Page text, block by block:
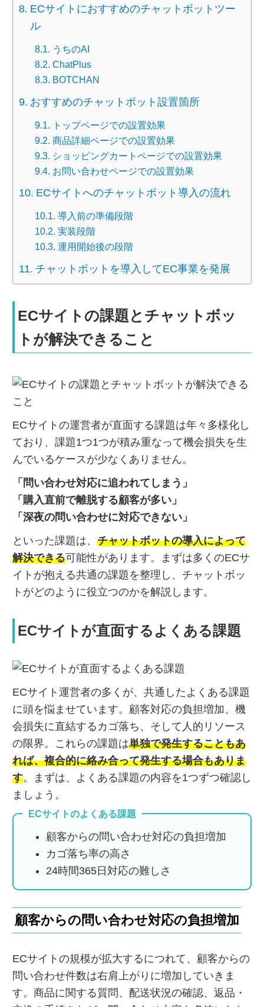
ECサイトにおすすめのチャットボットツー
ル
うちのAI
ChatPlus
BOTCHAN
おすすめのチャットボット設置箇所
トップページでの設置効果
商品詳細ページでの設置効果
ショッピングカートページでの設置効果
お問い合わせページでの設置効果
ECサイトへのチャットボット導入の流れ
導入前の準備段階
実装段階
運用開始後の段階
チャットボットを導入してEC事業を発展
ECサイトの課題とチャットボッ
トが解決できること
ECサイトの運営者が直面する課題は年々多様化し
ており、課題1つ1つが積み重なって機会損失を生
んでいるケースが少なくありません。
「問い合わせ対応に追われてしまう」
「購入直前で離脱する顧客が多い」
「深夜の問い合わせに対応できない」
といった課題は、 チャットボットの導入によって
解決できる可能性があります。まずは多くのECサ
イトが抱える共通の課題を整理し、チャットボッ
トがどのように役立つのかを解説します。
ECサイトが直面するよくある課題
ECサイト運営者の多くが、共通したよくある課題
に頭を悩ませています。顧客対応の負担増加、機
会損失に直結するカゴ落ち、そして人的リソース
の限界。これらの課題は単独で発生することもあ
れば、複合的に絡み合って発生する場合もありま
す。まずは、よくある課題の内容を1つずつ確認し
ましょう。
ECサイトのよくある課題
顧客からの問い合わせ対応の負担増加
カゴ落ち率の高さ
24時間365日対応の難しさ
顧客からの問い合わせ対応の負担増加
ECサイトの規模が拡大するにつれて、顧客からの
問い合わせ件数は右肩上がりに増加していきま
す。商品に関する質問、配送状況の確認、返品・